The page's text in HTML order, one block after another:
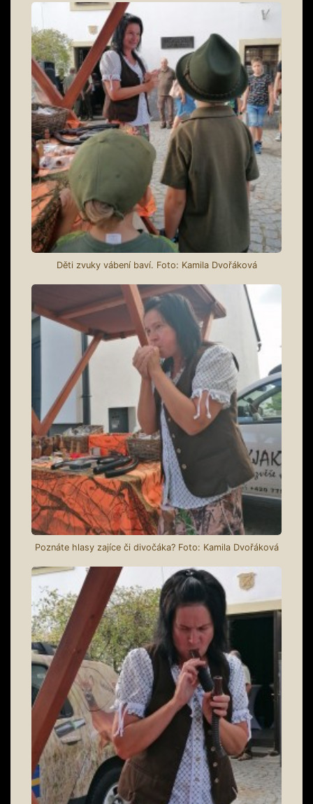
Děti zvuky vábení baví. Foto: Kamila Dvořáková
Poznáte hlasy zajíce či divočáka? Foto: Kamila Dvořáková